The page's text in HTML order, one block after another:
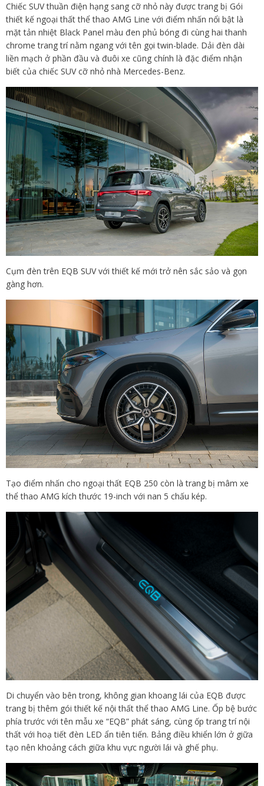
Chiếc SUV thuần điện hạng sang cỡ nhỏ này được trang bị Gói
thiết kế ngoại thất thể thao AMG Line với điểm nhấn nổi bật là
mặt tản nhiệt Black Panel màu đen phủ bóng đi cùng hai thanh
chrome trang trí nằm ngang với tên gọi twin-blade. Dải đèn dài
liền mạch ở phần đầu và đuôi xe cũng chính là đặc điểm nhận
biết của chiếc SUV cỡ nhỏ nhà Mercedes-Benz.
Cụm đèn trên EQB SUV với thiết kế mới trở nên sắc sảo và gọn
gàng hơn.
Tạo điểm nhấn cho ngoại thất EQB 250 còn là trang bị mâm xe
thể thao AMG kích thước 19-inch với nan 5 chấu kép.
Di chuyển vào bên trong, không gian khoang lái của EQB được
trang bị thêm gói thiết kế nội thất thể thao AMG Line. Ốp bệ bước
phía trước với tên mẫu xe “EQB” phát sáng, cùng ốp trang trí nội
thất với hoạ tiết đèn LED ẩn tiên tiến. Bảng điều khiển lớn ở giữa
tạo nên khoảng cách giữa khu vực người lái và ghế phụ.